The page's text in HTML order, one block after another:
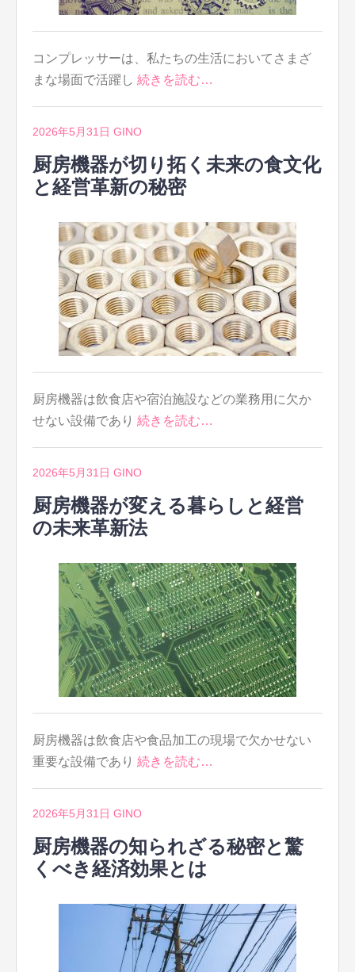
コンプレッサーは、私たちの生活においてさまざ
まな場面で活躍し 続きを読む…
2026年5月31日 GINO
厨房機器が切り拓く未来の食文化
と経営革新の秘密
厨房機器は飲食店や宿泊施設などの業務用に欠か
せない設備であり 続きを読む…
2026年5月31日 GINO
厨房機器が変える暮らしと経営
の未来革新法
厨房機器は飲食店や食品加工の現場で欠かせない
重要な設備であり 続きを読む…
2026年5月31日 GINO
厨房機器の知られざる秘密と驚
くべき経済効果とは